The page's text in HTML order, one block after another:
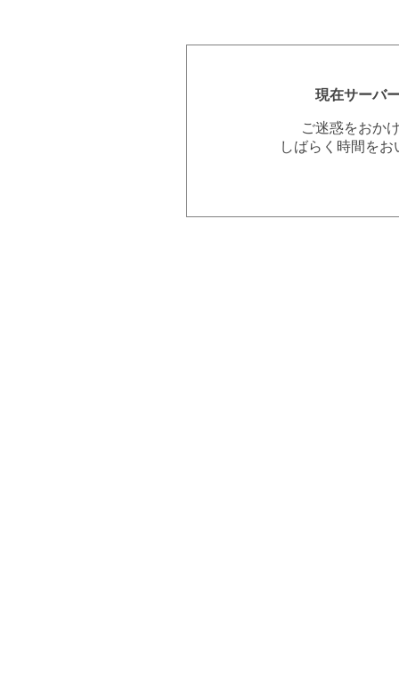
現在サーバ
ご迷惑をおか
しばらく時間を